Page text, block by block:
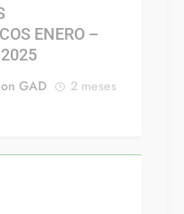
ENERO –
GAD
2 meses